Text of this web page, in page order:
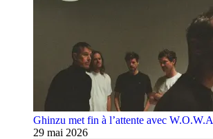
Ghinzu met fin à l’attente avec W.O.W.A
29 mai 2026